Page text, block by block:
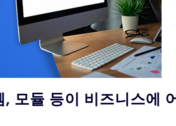
, 모듈 등이 비즈니스에